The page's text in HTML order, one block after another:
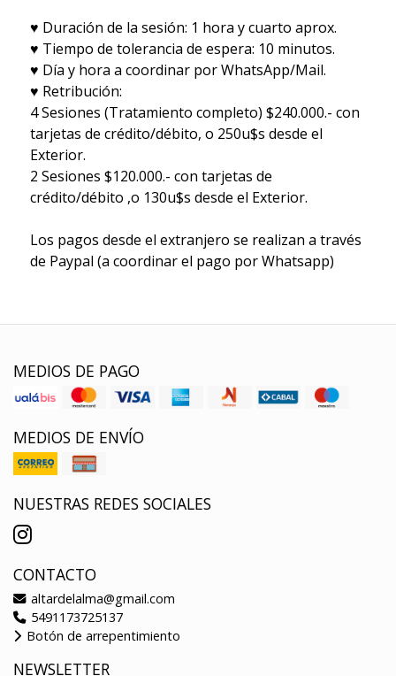
♥ Duración de la sesión: 1 hora y cuarto aprox.
♥ Tiempo de tolerancia de espera: 10 minutos.
♥ Día y hora a coordinar por WhatsApp/Mail.
♥ Retribución:
4 Sesiones (Tratamiento completo) $240.000.- con
tarjetas de crédito/débito, o 250u$s desde el
Exterior.
2 Sesiones $120.000.- con tarjetas de
crédito/débito ,o 130u$s desde el Exterior.
Los pagos desde el extranjero se realizan a través
de Paypal (a coordinar el pago por Whatsapp)
MEDIOS DE PAGO
MEDIOS DE ENVÍO
NUESTRAS REDES SOCIALES
CONTACTO
altardelalma@gmail.com
5491173725137
Botón de arrepentimiento
NEWSLETTER